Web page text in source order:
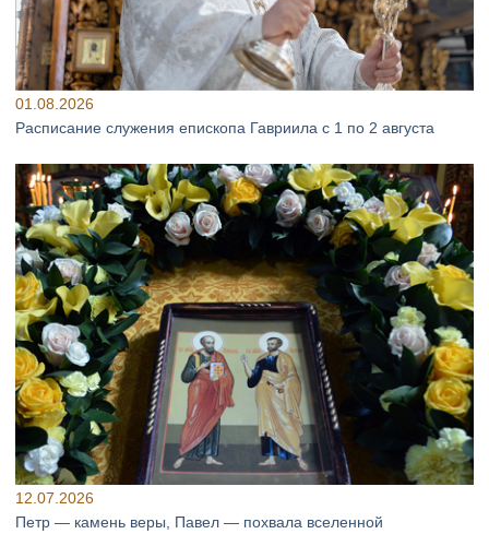
01.08.2026
Расписание служения епископа Гавриила с 1 по 2 августа
12.07.2026
Петр — камень веры, Павел — похвала вселенной